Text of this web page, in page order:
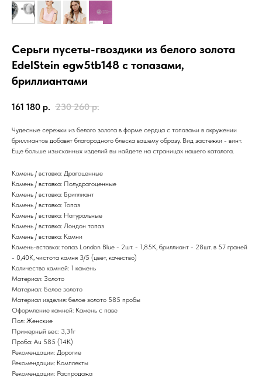
Серьги пусеты-гвоздики из белого золота
EdelStein egw5tb148 с топазами,
бриллиантами
161 180 р. 230 260 р.
Чудесные сережки из белого золота в форме сердца с топазами в окружении
бриллиантов добавят благородного блеска вашему образу. Вид застежки - винт.
Еще больше изысканных изделий вы найдете на страницах нашего каталога.
Камень / вставка: Драгоценные
Камень / вставка: Полудрагоценные
Камень / вставка: Бриллиант
Камень / вставка: Топаз
Камень / вставка: Натуральные
Камень / вставка: Лондон топаз
Камень / вставка: Камни
Камень-вставка: топаз London Blue - 2шт. - 1,85К, бриллиант - 28шт. в 57 граней
- 0,40К, чистота камня 3/5 (цвет, качество)
Количество камней: 1 камень
Материал: Золото
Материал: Белое золото
Материал изделия: белое золото 585 пробы
Оформление камней: Камень с паве
Пол: Женские
Примерный вес: 3,31г
Проба: Au 585 (14K)
Рекомендации: Дорогие
Рекомендации: Комплекты
Рекомендации: Распродажа